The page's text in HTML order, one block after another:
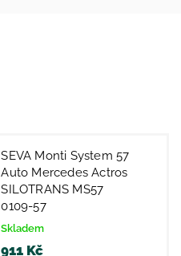
SEVA Monti System 57
Auto Mercedes Actros
SILOTRANS MS57
0109-57
Skladem
911 Kč